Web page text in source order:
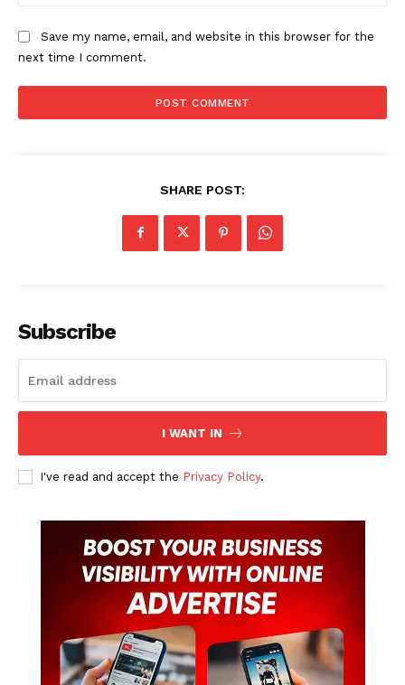
Save my name, email, and website in this browser for the
next time I comment.
SHARE POST:
Subscribe
I WANT IN
I've read and accept the Privacy Policy.